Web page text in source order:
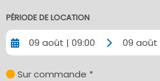
PÉRIODE DE LOCATION
09 août | 09:00 09 août
Sur commande *